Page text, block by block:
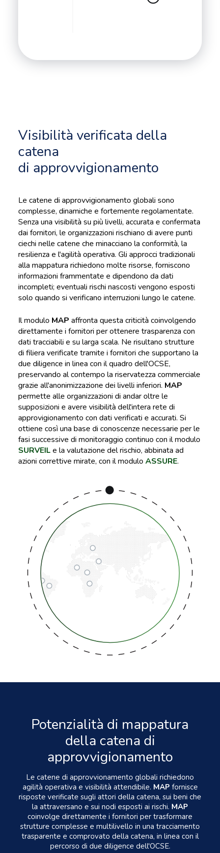
Visibilità verificata della
catena
di approvvigionamento
Le catene di approvvigionamento globali sono
complesse, dinamiche e fortemente regolamentate.
Senza una visibilità su più livelli, accurata e confermata
dai fornitori, le organizzazioni rischiano di avere punti
ciechi nelle catene che minacciano la conformità, la
resilienza e l'agilità operativa. Gli approcci tradizionali
alla mappatura richiedono molte risorse, forniscono
informazioni frammentate e dipendono da dati
incompleti; eventuali rischi nascosti vengono esposti
solo quando si verificano interruzioni lungo le catene.
Il modulo MAP affronta questa criticità coinvolgendo
direttamente i fornitori per ottenere trasparenza con
dati tracciabili e su larga scala. Ne risultano strutture
di filiera verificate tramite i fornitori che supportano la
due diligence in linea con il quadro dell'OCSE,
preservando al contempo la riservatezza commerciale
grazie all'anonimizzazione dei livelli inferiori. MAP
permette alle organizzazioni di andar oltre le
supposizioni e avere visibilità dell'intera rete di
approvigionamento con dati verificati e accurati. Si
ottiene così una base di conoscenze necessarie per le
fasi successive di monitoraggio continuo con il modulo
SURVEILe la valutazione del rischio, abbinata ad
azioni correttive mirate, con il modulo ASSURE.
Potenzialità di mappatura
della catena di
approvvigionamento
Le catene di approvvionamento globali richiedono
agilità operativa e visibilità attendibile. MAP fornisce
risposte verificate sugli attori della catena, sui beni che
la attraversano e sui nodi esposti ai rischi. MAP
coinvolge direttamente i fornitori per trasformare
strutture complesse e multilivello in una tracciamento
trasparente e comprovato della catena, in linea con il
percorso di due diligence dell'OCSE.